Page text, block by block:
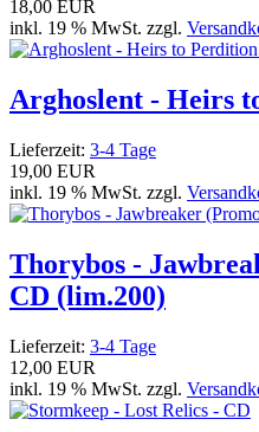
18,00 EUR
inkl. 19 % MwSt. zzgl.
Arghoslent - Heirs
Lieferzeit: 3-4 Tage
19,00 EUR
inkl. 19 % MwSt. zzgl.
Thorybos -
CD (lim.200)
Lieferzeit: 3-4 Tage
12,00 EUR
inkl. 19 % MwSt. zzgl.